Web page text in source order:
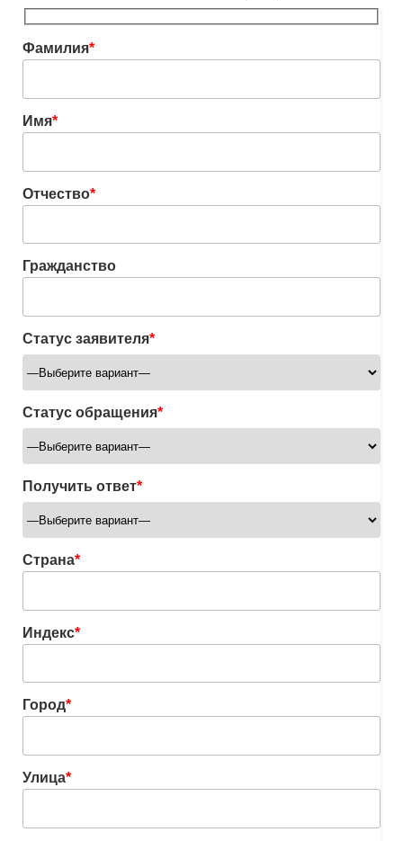
Фамилия*
Имя*
Отчество*
Гражданство
Статус заявителя*
Статус обращения*
Получить ответ*
Страна*
Индекс*
Город*
Улица*